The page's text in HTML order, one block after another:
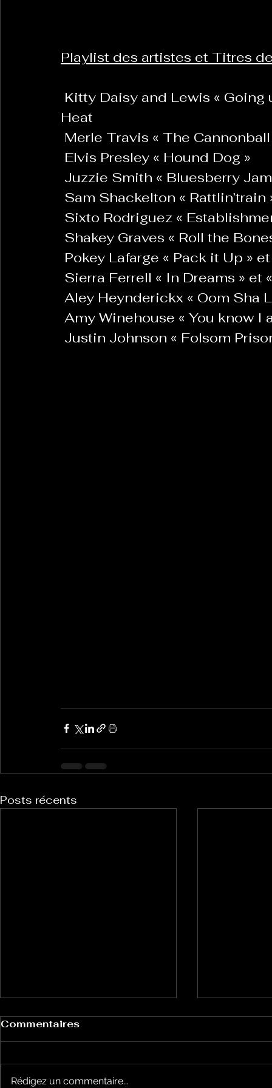
Les Transversales Politique del païs Pour
Sabarat Astro Tout Feu Tout Femmes
LES ECHAPPEES OBLIQUES Sport Santé Les
Playlist des artistes et Titres
Heat
Merle Travis « The Cannonball
Elvis Presley « Hound Dog »
Juzzie Smith « Bluesberry
Sam Shackelton « Rattlin’train
Sixto Rodriguez «
Shakey Graves « Roll the
Pokey Lafarge « Pack it Up »
Sierra Ferrell « In Dreams » et
Aley Heynderickx « Oom Sha
Amy Winehouse « You know I
Justin Johnson « Folsom
Posts récents
Commentaires
Rédigez un commentaire...